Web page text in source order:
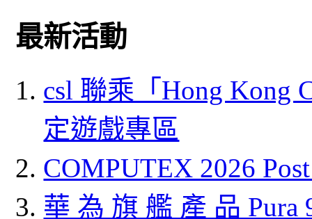
最新活動
csl 聯乘「Hong Kong
定遊戲專區
COMPUTEX 2026
華 為 旗 艦 產 品 Pura